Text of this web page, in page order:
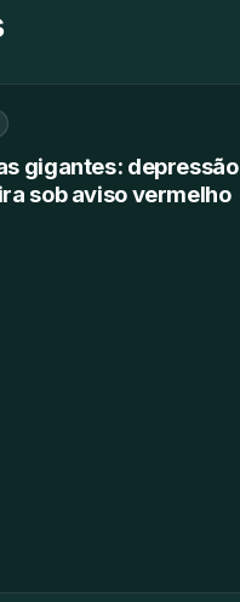
gigantes: depressão
sob aviso vermelho